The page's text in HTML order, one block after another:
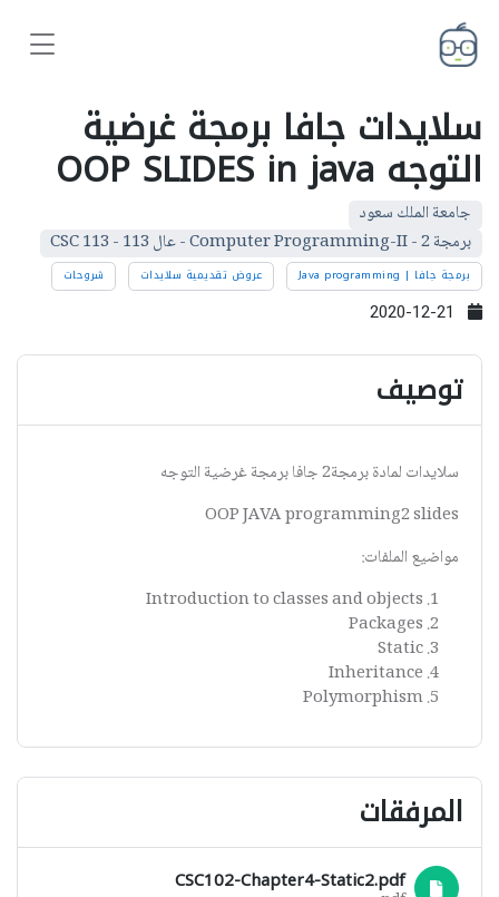
سلايدات جافا برمجة غرضية
التوجه OOP SLIDES in java
جامعة الملك سعود
برمجة 2 - Computer Programming-II - عال 113 - CSC 113
برمجة جافا | Java programming عروض تقديمية سلايدات شروحات
توصيف
سلايدات لمادة برمجة2 جافا برمجة غرضية التوجه
OOP JAVA programming2 slides
مواضيع الملفات:
Introduction to classes and objects
Packages
Static
Inheritance
Polymorphism
المرفقات
CSC102-Chapter4-Static2.pdf